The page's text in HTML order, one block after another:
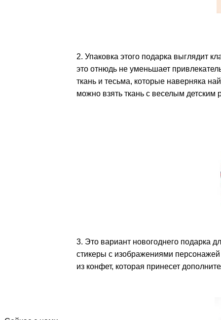
2. Упаковка этого подарка выглядит
это отнюдь не уменьшает
ткань и тесьма, которые наверняка
можно взять ткань с веселым детским
3. Это вариант новогоднего подарка
стикеры с изображениями
из конфет, которая принесет